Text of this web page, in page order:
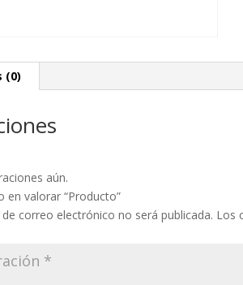
(0)
aún.
en valorar “Producto”
correo electrónico no será publicada. Los